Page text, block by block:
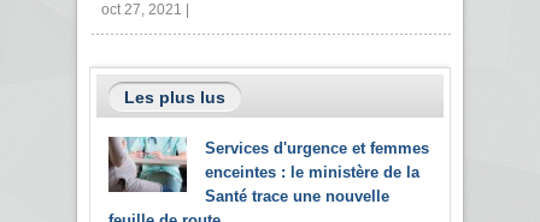
oct 27, 2021 |
Les plus lus
Services d'urgence et femmes
enceintes : le ministère de la
Santé trace une nouvelle